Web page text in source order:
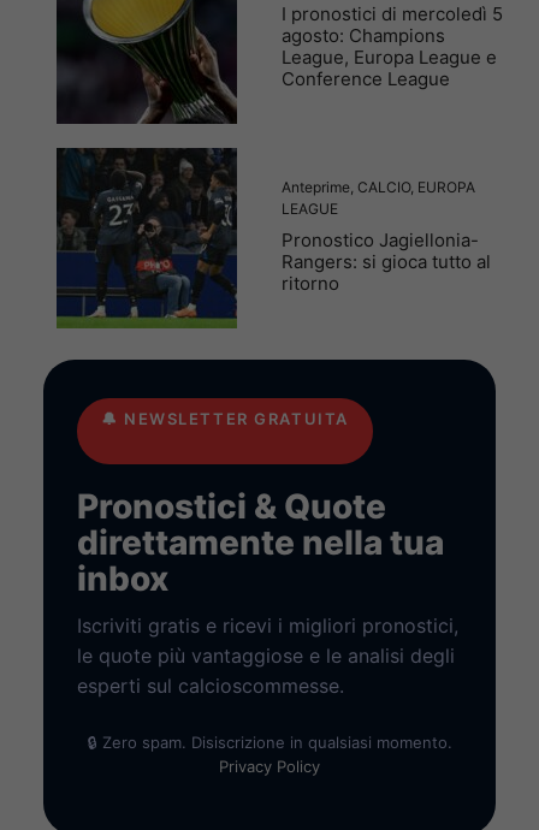
I pronostici di mercoledì 5
agosto: Champions
League, Europa League e
Conference League
Anteprime CALCIO, EUROPA
LEAGUE
Pronostico Jagiellonia-
Rangers: si gioca tutto al
ritorno
🔔 NEWSLETTER GRATUITA
Pronostici & Quote
direttamente nella tua
inbox
Iscriviti gratis e ricevi i migliori pronostici,
le quote più vantaggiose e le analisi degli
esperti sul calcioscommesse.
🔒 Zero spam. Disiscrizione in qualsiasi momento.
Privacy Policy